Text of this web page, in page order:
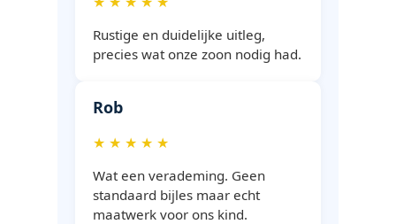
Rustige en duidelijke uitleg,
precies wat onze zoon nodig had.
Rob
★ ★ ★ ★ ★
Wat een verademing. Geen
standaard bijles maar echt
maatwerk voor ons kind.